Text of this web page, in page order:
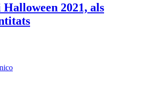
Halloween 2021, als